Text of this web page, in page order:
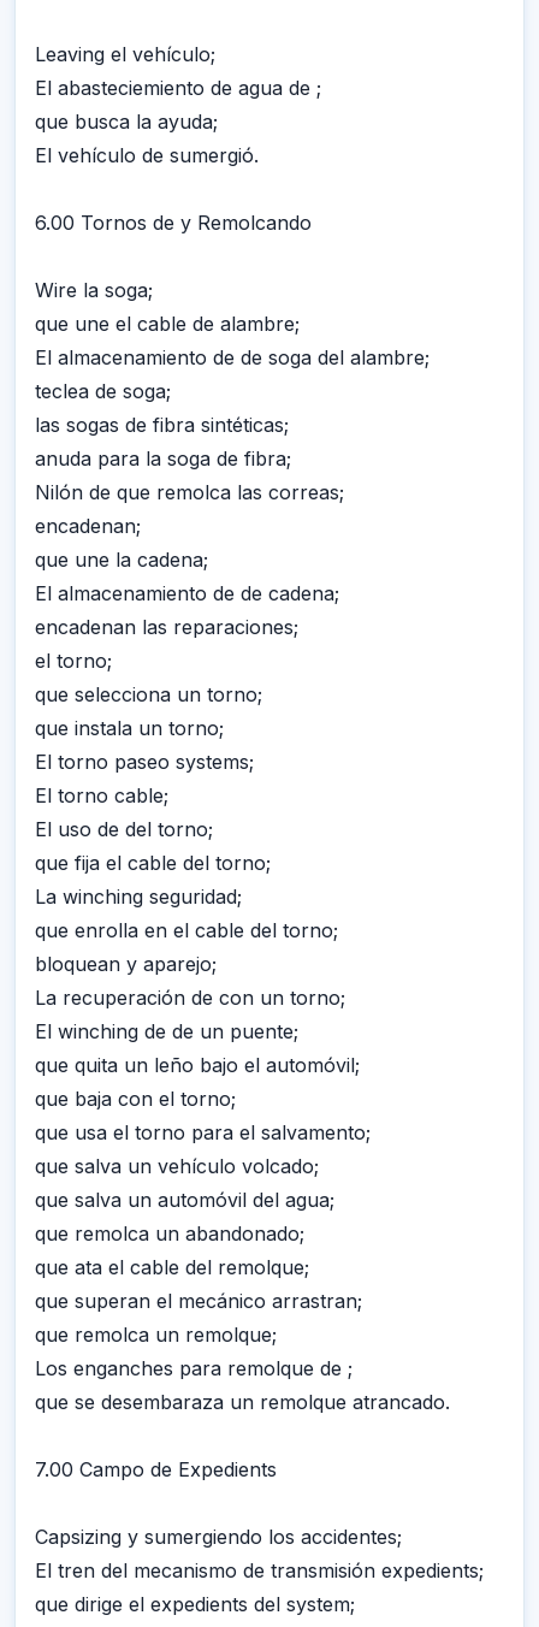
Leaving el vehículo;
El abasteciemiento de agua de ;
que busca la ayuda;
El vehículo de sumergió.
6.00 Tornos de y Remolcando
Wire la soga;
que une el cable de alambre;
El almacenamiento de de soga del alambre;
teclea de soga;
las sogas de fibra sintéticas;
anuda para la soga de fibra;
Nilón de que remolca las correas;
encadenan;
que une la cadena;
El almacenamiento de de cadena;
encadenan las reparaciones;
el torno;
que selecciona un torno;
que instala un torno;
El torno paseo systems;
El torno cable;
El uso de del torno;
que fija el cable del torno;
La winching seguridad;
que enrolla en el cable del torno;
bloquean y aparejo;
La recuperación de con un torno;
El winching de de un puente;
que quita un leño bajo el automóvil;
que baja con el torno;
que usa el torno para el salvamento;
que salva un vehículo volcado;
que salva un automóvil del agua;
que remolca un abandonado;
que ata el cable del remolque;
que superan el mecánico arrastran;
que remolca un remolque;
Los enganches para remolque de ;
que se desembaraza un remolque atrancado.
7.00 Campo de Expedients
Capsizing y sumergiendo los accidentes;
El tren del mecanismo de transmisión expedients;
que dirige el expedients del system;